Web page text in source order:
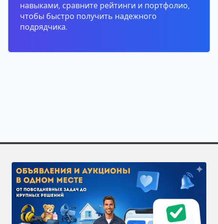
навыками, сравните рейтинги и портфолио,
чтобы быстро получить надежного
подрядчика.